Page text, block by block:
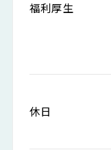
福利厚生
休日